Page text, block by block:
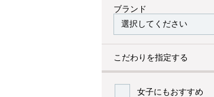
ブランド
こだわりを指定する
女子にもおすすめ